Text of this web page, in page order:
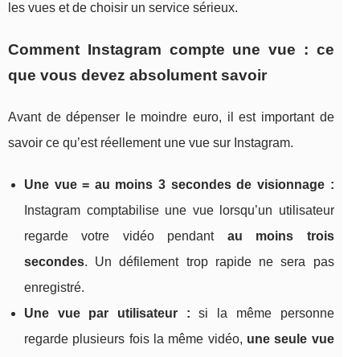
les vues et de choisir un service sérieux.
Comment Instagram compte une vue : ce
que vous devez absolument savoir
Avant de dépenser le moindre euro, il est important de
savoir ce qu’est réellement une vue sur Instagram.
Une vue = au moins 3 secondes de visionnage :
Instagram comptabilise une vue lorsqu’un utilisateur
regarde votre vidéo pendant au moins trois
secondes. Un défilement trop rapide ne sera pas
enregistré.
Une vue par utilisateur : si la même personne
regarde plusieurs fois la même vidéo, une seule vue